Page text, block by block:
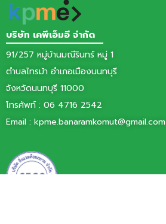
บริษัท เคพีเอ็มอี จำกัด
91/257 หมู่บ้านมณีรินทร์ หมู่ 1
ตำบลไทรม้า อำเภอเมืองนนทบุรี
จังหวัดนนทบุรี 11000
โทรศัพท์ : 06 4716 2542
Email : kpme.banaramkomut@gmail.com